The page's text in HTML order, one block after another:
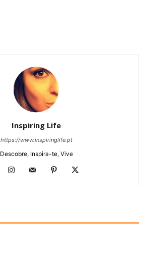
Inspiring Life
https://www.inspiringlife.pt
Descobre, Inspira-te, Vive